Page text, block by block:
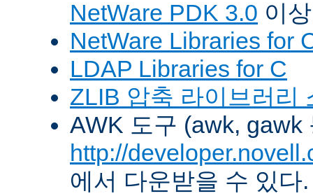
NetWare PDK 3.0 이
NetWare Libraries for
LDAP Libraries for C
ZLIB 압축 라이브러리
AWK 도구 (awk, gawk
http://
에서 다운받을 수 있